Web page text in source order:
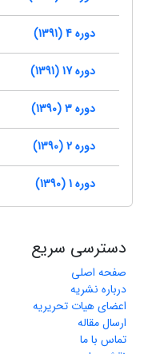
دوره 4 (1391)
دوره 17 (1391)
دوره 3 (1390)
دوره 2 (1390)
دوره 1 (1390)
دسترسی سریع
صفحه اصلی
درباره نشریه
اعضای هیات تحریریه
ارسال مقاله
تماس با ما